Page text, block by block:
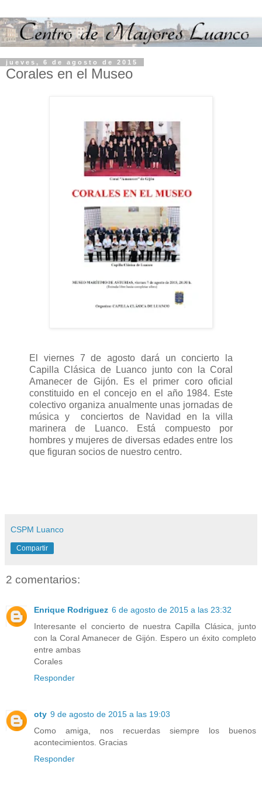
jueves, 6 de agosto de 2015
Corales en el Museo
El viernes 7 de agosto dará un concierto la
Capilla Clásica de Luanco junto con la Coral
Amanecer de Gijón. Es el primer coro oficial
constituido en el concejo en el año 1984. Este
colectivo organiza anualmente unas jornadas de
música y conciertos de Navidad en la villa
marinera de Luanco. Está compuesto por
hombres y mujeres de diversas edades entre los
que figuran socios de nuestro centro.
CSPM Luanco
Compartir
2 comentarios:
Enrique Rodriguez 6 de agosto de 2015 a las 23:32
Interesante el concierto de nuestra Capilla Clásica, junto
con la Coral Amanecer de Gijón. Espero un éxito completo
entre ambas
Corales
Responder
oty 9 de agosto de 2015 a las 19:03
Como amiga, nos recuerdas siempre los buenos
acontecimientos. Gracias
Responder